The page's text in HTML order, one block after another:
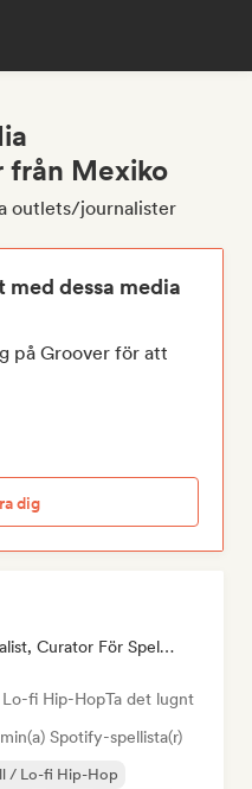
Mexiko
outlets/journalister
dessa media
på Groover för att
dig
Media Outlet/Journalist, Curator För Spellistor
fi Hip-HopTa det lugnt
Spotify-spellista(r)
/ Lo-fi Hip-Hop